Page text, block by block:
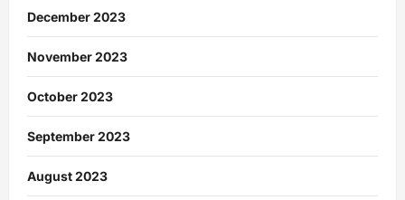
December 2023
November 2023
October 2023
September 2023
August 2023